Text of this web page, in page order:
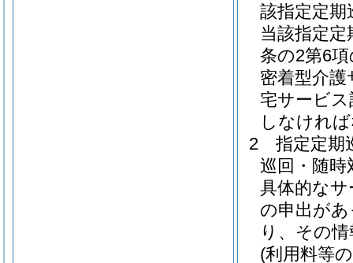
該指定定期
当該指定
条の2第6
密着型介
宅サービ
しなけれ
2
指定定期
巡回・随
具体的な
の申出が
り、その
(利用料等